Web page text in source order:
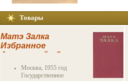
Товары
Матэ Залка
Избранное
Авторский сборник
Антикварное
издание
Москва, 1955 год
Государственное